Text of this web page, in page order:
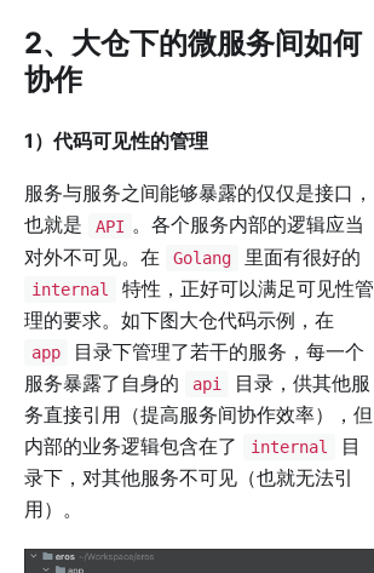
2、大仓下的微服务间如何
协作
1）代码可见性的管理
服务与服务之间能够暴露的仅仅是接口，
也就是
API 。各个服务内部的逻辑应当
对外不可见。在
Golang 里面有很好的
internal
特性，正好可以满足可见性管
理的要求。如下图大仓代码示例，在
app
目录下管理了若干的服务，每一个
服务暴露了自身的
api
目录，供其他服
务直接引用（提高服务间协作效率），但
内部的业务逻辑包含在了
internal
目
录下，对其他服务不可见（也就无法引
用）。